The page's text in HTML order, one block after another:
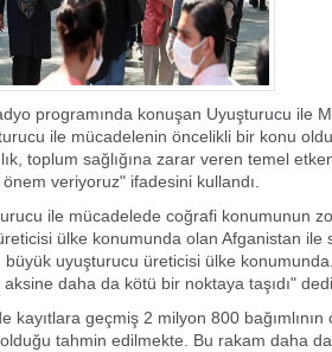
19:13
- Bakan Yardımcısı Çelik, Aşiret
19:10
- Hakkari'de 503 kilogram Esrar ele
19:08- Bakan Yardımcısı Ali Çelik
programında konuşan Uyuşturucu ile
ile mücadelenin öncelikli bir konu
toplum sağlığına zarar veren temel
veriyoruz" ifadesini kullandı.
ile mücadelede coğrafi konumunun
ülke konumunda olan Afganistan ile
büyük uyuşturucu üreticisi ülke
daha da kötü bir noktaya taşıdı" dedi.
kayıtlara geçmiş 2 milyon 800
olduğu tahmin edilmekte. Bu rakam daha